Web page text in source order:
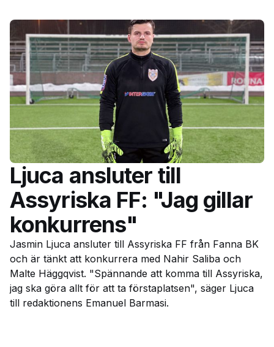
Ljuca ansluter till
Assyriska FF: "Jag gillar
konkurrens"
Jasmin Ljuca ansluter till Assyriska FF från Fanna BK
och är tänkt att konkurrera med Nahir Saliba och
Malte Häggqvist. "Spännande att komma till Assyriska,
jag ska göra allt för att ta förstaplatsen", säger Ljuca
till redaktionens Emanuel Barmasi.